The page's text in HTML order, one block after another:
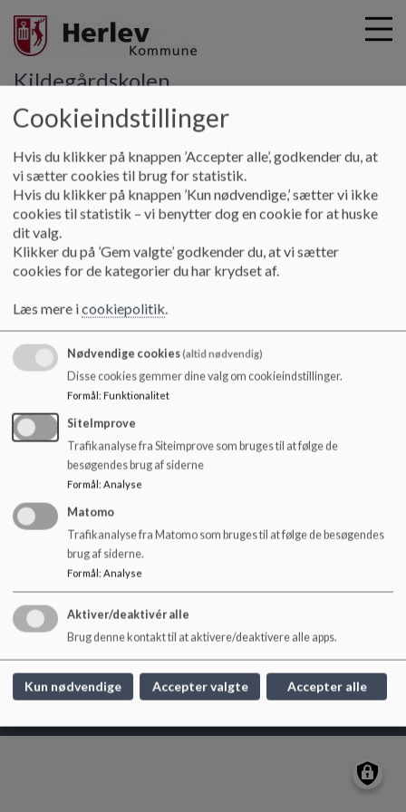
i
Kildegårdskolen
Skolebestyrelsen Skolebestyrelsens referater
Skolebestyrelsens Referater
Referater og årsberetninger fra skolebestyrelsen.
Referater kommer på siden med en måneds forsinkelse, da
det skal godkendes på næste måneds møde. F.eks. referat fra
Januar måneds møde godkendes på Februar mødet.
Kildegårdskolen
Dildhaven 40 og Krogestykket 35, 2730 Herlev
kildegaardskolen@herlev.dk
Vest Tlf: +45 44525550 - Øst Tlf: +45 44525600
EAN NR.
5798008769207
Sitemap
Cookie politik
Cookieindstillinger
Hvis du klikker på knappen ’Accepter alle’, godkender du, at
vi sætter cookies til brug for statistik.
Hvis du klikker på knappen ’Kun nødvendige,’ sætter vi ikke
cookies til statistik – vi benytter dog en cookie for at huske
dit valg.
Klikker du på ’Gem valgte’ godkender du, at vi sætter
cookies for de kategorier du har krydset af.
Læs mere icookiepolitik.
Nødvendige cookies(altid nødvendig)
Disse cookies gemmer dine valg om cookieindstillinger.
Formål: Funktionalitet
SiteImprove
Trafikanalyse fra Siteimprove som bruges til at følge de
besøgendes brug af siderne
Formål: Analyse
Matomo
Trafikanalyse fra Matomo som bruges til at følge de besøgendes
brug af siderne.
Formål: Analyse
Aktiver/deaktivér alle
Brug denne kontakt til at aktivere/deaktivere alle apps.
Kun nødvendige Accepter valgte Accepter alle